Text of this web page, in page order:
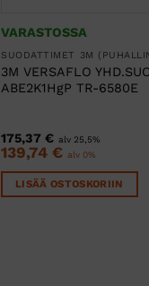
VARASTOSSA
3M VERSAFLO
ABE2K1HgP TR-6580E
175,37€ alv 25,5%
139,74€ alv 0%
LISÄÄ OSTOSKORIIN